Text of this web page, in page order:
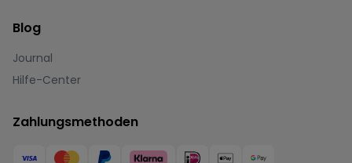
Blog
Journal
Hilfe-Center
Zahlungsmethoden